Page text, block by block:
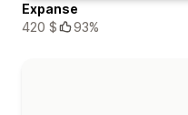
Expanse
420 $
93%